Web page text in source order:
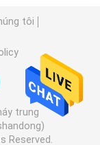
tôi
trung
Reserved.